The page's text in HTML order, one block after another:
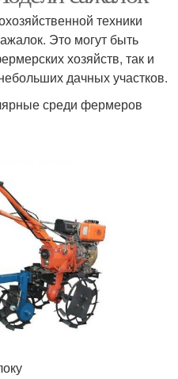
техники
Это могут быть
хозяйств, так и
дачных участков.
среди фермеров